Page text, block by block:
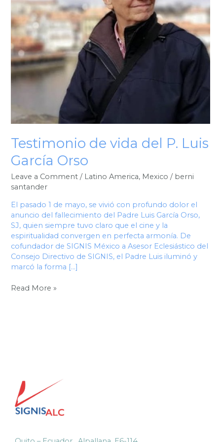
Testimonio de vida del P. Luis
García Orso
Leave a Comment / Latino America, Mexico / berni
santander
El pasado 1 de mayo, se vivió con profundo dolor el
anuncio del fallecimiento del Padre Luis García Orso,
SJ, quien siempre tuvo claro que el cine y la
espiritualidad convergen en perfecta armonía. De
cofundador de SIGNIS México a Asesor Eclesiástico del
Consejo Directivo de SIGNIS, el Padre Luis iluminó y
marcó la forma […]
Orso
Read More »